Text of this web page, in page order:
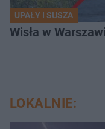
UPAŁY I SUSZA
Wisła w
LOKALNIE: